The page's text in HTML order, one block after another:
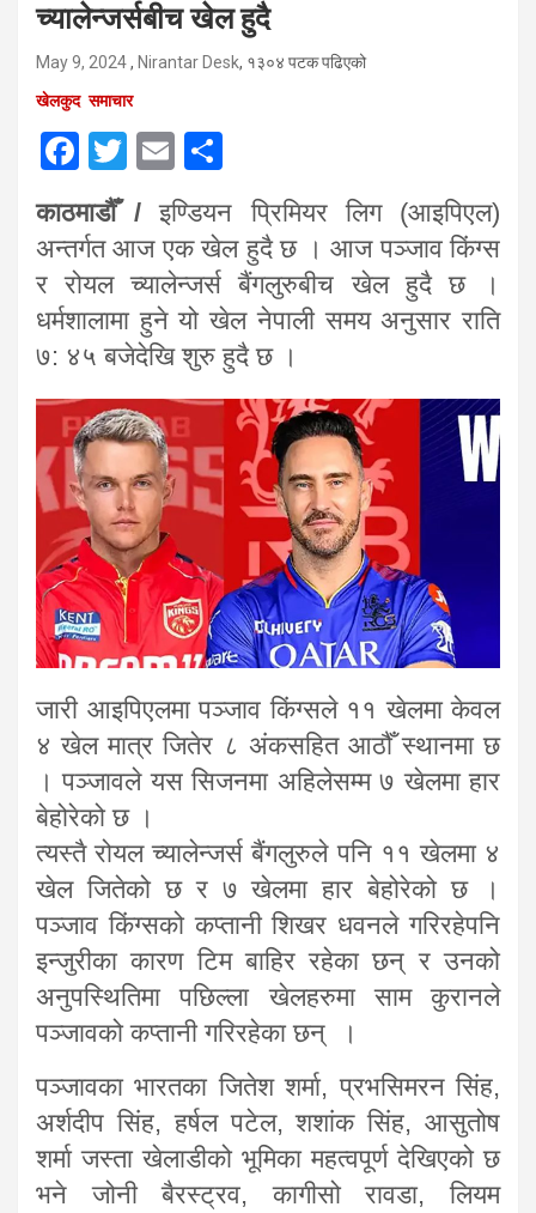
च्यालेन्जर्सबीच खेल हुदै
May 9, 2024, Nirantar Desk, १३०४ पटक पढिएको
खेलकुद समाचार
F
ce
b
o
o
k
T
tt
er
E
m
ail ar
e
काठमाडौँ / इण्डियन प्रिमियर लिग (आइपिएल)
अन्तर्गत आज एक खेल हुदै छ । आज पञ्जाव किंग्स
र रोयल च्यालेन्जर्स बैंगलुरुबीच खेल हुदै छ ।
धर्मशालामा हुने यो खेल नेपाली समय अनुसार राति
७: ४५ बजेदेखि शुरु हुदै छ ।
जारी आइपिएलमा पञ्जाव किंग्सले ११ खेलमा केवल
४ खेल मात्र जितेर ८ अंकसहित आठौँ स्थानमा छ
। पञ्जावले यस सिजनमा अहिलेसम्म ७ खेलमा हार
बेहोरेको छ ।
त्यस्तै रोयल च्यालेन्जर्स बैंगलुरुले पनि ११ खेलमा ४
खेल जितेको छ र ७ खेलमा हार बेहोरेको छ ।
पञ्जाव किंग्सको कप्तानी शिखर धवनले गरिरहेपनि
इन्जुरीका कारण टिम बाहिर रहेका छन् र उनको
अनुपस्थितिमा पछिल्ला खेलहरुमा साम कुरानले
पञ्जावको कप्तानी गरिरहेका छन् ।
पञ्जावका भारतका जितेश शर्मा, प्रभसिमरन सिंह,
अर्शदीप सिंह, हर्षल पटेल, शशांक सिंह, आसुतोष
शर्मा जस्ता खेलाडीको भूमिका महत्वपूर्ण देखिएको छ
भने जोनी बैरस्ट्रव, कागीसो रावडा, लियम